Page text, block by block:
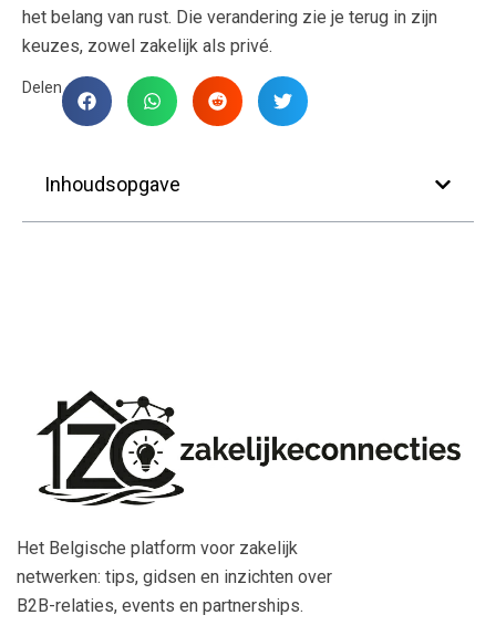
het belang van rust. Die verandering zie je terug in zijn
keuzes, zowel zakelijk als privé.
Delen
Inhoudsopgave
Het Belgische platform voor zakelijk
netwerken: tips, gidsen en inzichten over
B2B-relaties, events en partnerships.